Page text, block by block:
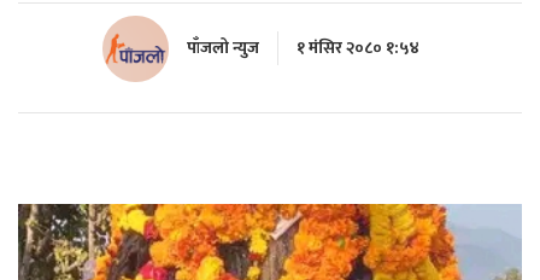
पाँजलो न्युज १ मंसिर २०८० १:५४